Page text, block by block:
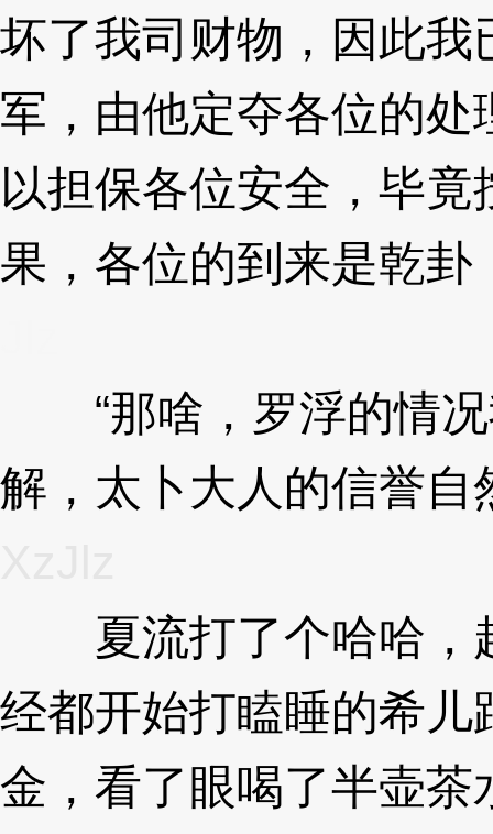
坏了我司财物，因此
军，由他定夺各位的
以担保各位安全，毕
果，各位的到来是乾卦
“那啥，罗浮的情况
解，太卜大人的信誉自
夏流打了个哈哈，
经都开始打瞌睡的希
金，看了眼喝了半壶